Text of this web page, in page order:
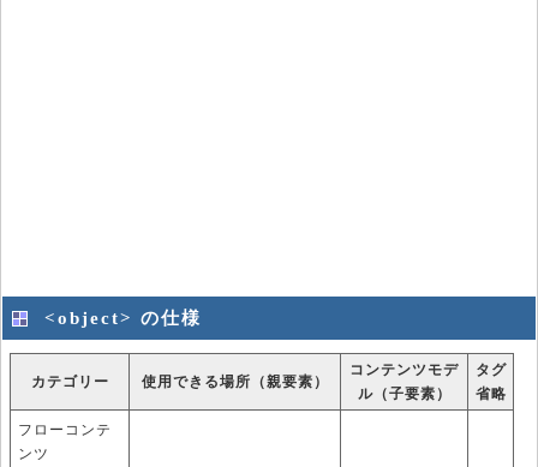
<object> の仕様
カテゴリー 使用できる場所（親要素）
コンテンツモデ
ル（子要素）
タグ
省略
フローコンテ
ンツ